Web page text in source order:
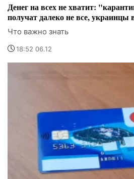
Денег на всех не хватит:
получат далеко не все, украинцы
Что важно знать
18:52 06.12